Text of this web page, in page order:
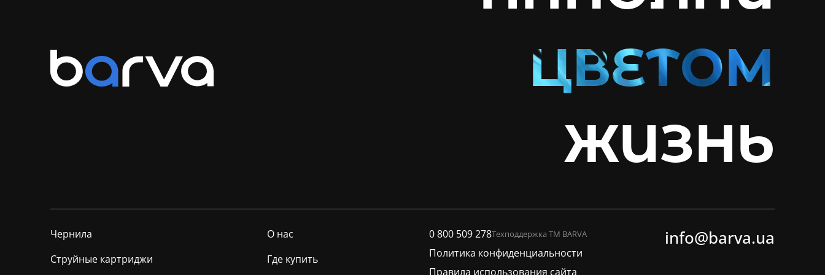
ЖИЗНЬ
Чернила
Струйные картриджи
О нас
Где купить
0 800 509 278Техподдержка ТМ BARVA
Политика конфиденциальности
Правила использования сайта
info@barva.ua